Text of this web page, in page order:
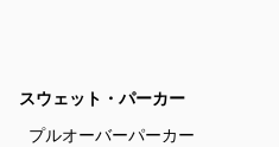
スウェット・パーカー
プルオーバーパーカー